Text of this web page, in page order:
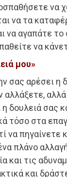
να
να τα
να αγαπάτε
να
μου»
σας αρέσει η
αλλάξετε,
δουλειά σας
τόσο στα
να πηγαίνετε
πλάνο
και τις
και